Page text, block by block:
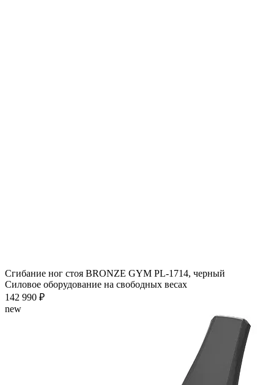
Сгибание ног стоя BRONZE GYM PL-1714, черный
Силовое оборудование на свободных весах
142 990 ₽
new